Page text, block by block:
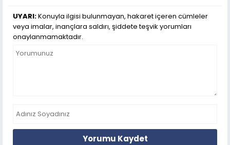
UYARI:Konuyla ilgisi bulunmayan, hakaret içeren cümleler
veya imalar, inançlara saldırı, şiddete teşvik yorumları
onaylanmamaktadır.
Yorumu Kaydet